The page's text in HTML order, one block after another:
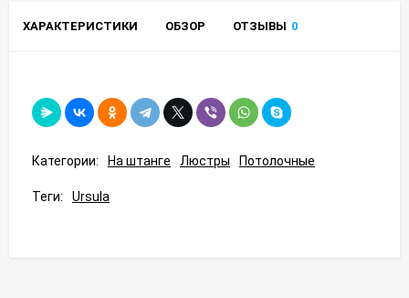
ХАРАКТЕРИСТИКИ ОБЗОР ОТЗЫВЫ 0
Категории: На штанге Люстры Потолочные
Теги: Ursula